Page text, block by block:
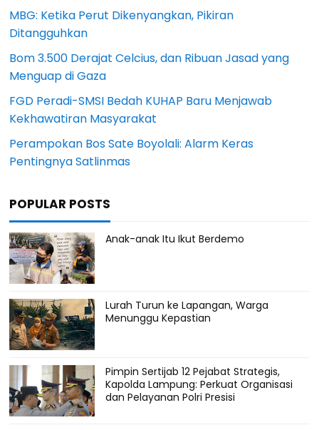
MBG: Ketika Perut Dikenyangkan, Pikiran
Ditangguhkan
Bom 3.500 Derajat Celcius, dan Ribuan Jasad yang
Menguap di Gaza
FGD Peradi-SMSI Bedah KUHAP Baru Menjawab
Kekhawatiran Masyarakat
Perampokan Bos Sate Boyolali: Alarm Keras
Pentingnya Satlinmas
POPULAR POSTS
Anak-anak Itu Ikut Berdemo
Lurah Turun ke Lapangan, Warga
Menunggu Kepastian
Pimpin Sertijab 12 Pejabat Strategis,
Kapolda Lampung: Perkuat Organisasi
dan Pelayanan Polri Presisi